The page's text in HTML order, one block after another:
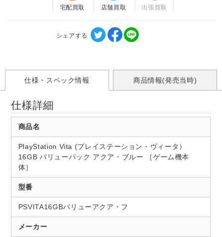
宅配買取 店舗買取 出張買取
シェアする
仕様・スペック情報 商品情報(発売当時)
仕様詳細
商品名
PlayStation Vita (プレイステーション・ヴィータ）
16GB バリューパック アクア・ブルー ［ゲーム機本
体］
型番
PSVITA16GBバリューアクア・フ
メーカー